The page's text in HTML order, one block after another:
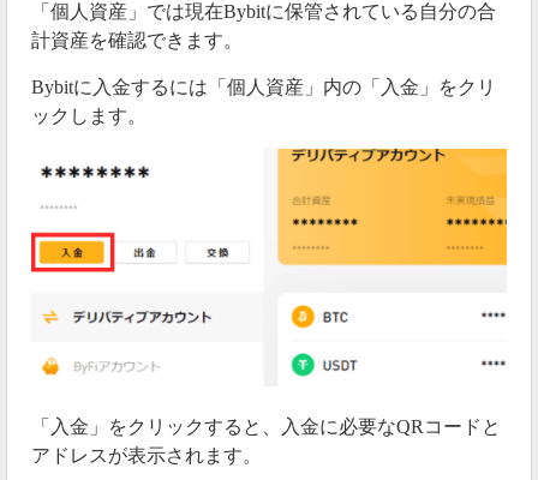
「個人資産」では現在Bybitに保管されている自分の合
計資産を確認できます。
Bybitに入金するには「個人資産」内の「入金」をクリ
ックします。
「入金」をクリックすると、入金に必要なQRコードと
アドレスが表示されます。